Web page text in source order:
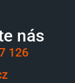
nás
126